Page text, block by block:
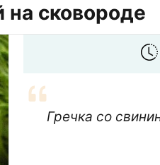
на сковороде
Гречка со